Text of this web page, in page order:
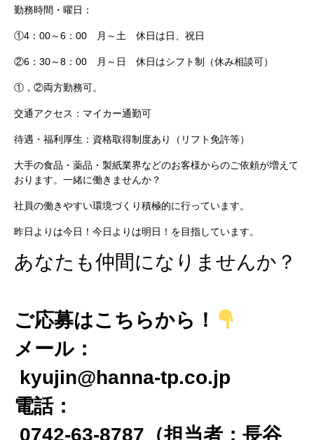
勤務時間・曜日：
①4：00～6：00 月～土 休日は日、祝日
②6：30～8：00 月～日 休日はシフト制（休み相談可）
①，②両方勤務可。
交通アクセス： マイカー通勤可
待遇・福利厚生： 資格取得制度あり（リフト免許等）
大手の食品・薬品・製紙業界などのお客様からのご依頼が増えて
おります。一緒に働きませんか？
社員の働きやすい環境づくり積極的に行っています。
昨日よりは今日！今日よりは明日！を目指しています。
あなたも仲間になりませんか？
ご応募はこちらから！
メール：
kyujin@hanna-tp.co.jp
電話：
0742-63-8787（担当者：長谷